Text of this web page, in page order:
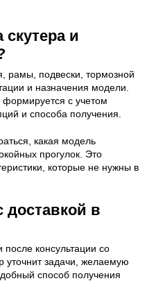
скутера и
рамы, подвески, тормозной
и назначения модели.
формируется с учетом
и способа получения.
какая модель
прогулок. Это
которые не нужны в
доставкой в
консультации со
задачи, желаемую
способ получения